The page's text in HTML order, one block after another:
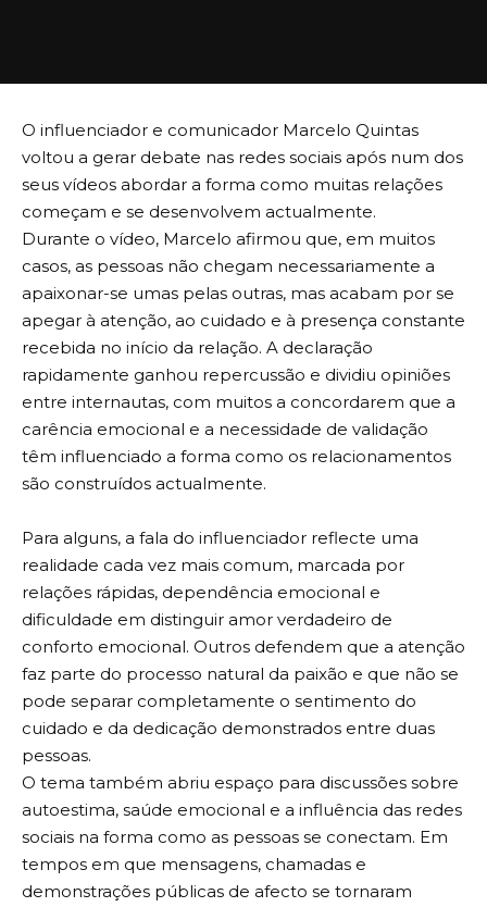
O influenciador e comunicador Marcelo Quintas
voltou a gerar debate nas redes sociais após num dos
seus vídeos abordar a forma como muitas relações
começam e se desenvolvem actualmente.
Durante o vídeo, Marcelo afirmou que, em muitos
casos, as pessoas não chegam necessariamente a
apaixonar-se umas pelas outras, mas acabam por se
apegar à atenção, ao cuidado e à presença constante
recebida no início da relação. A declaração
rapidamente ganhou repercussão e dividiu opiniões
entre internautas, com muitos a concordarem que a
carência emocional e a necessidade de validação
têm influenciado a forma como os relacionamentos
são construídos actualmente.
Para alguns, a fala do influenciador reflecte uma
realidade cada vez mais comum, marcada por
relações rápidas, dependência emocional e
dificuldade em distinguir amor verdadeiro de
conforto emocional. Outros defendem que a atenção
faz parte do processo natural da paixão e que não se
pode separar completamente o sentimento do
cuidado e da dedicação demonstrados entre duas
pessoas.
O tema também abriu espaço para discussões sobre
autoestima, saúde emocional e a influência das redes
sociais na forma como as pessoas se conectam. Em
tempos em que mensagens, chamadas e
demonstrações públicas de afecto se tornaram